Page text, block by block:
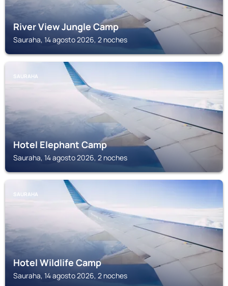
River View Jungle Camp
Sauraha, 14 agosto 2026, 2 noches
SAURAHA
Hotel Elephant Camp
Sauraha, 14 agosto 2026, 2 noches
SAURAHA
Hotel Wildlife Camp
Sauraha, 14 agosto 2026, 2 noches